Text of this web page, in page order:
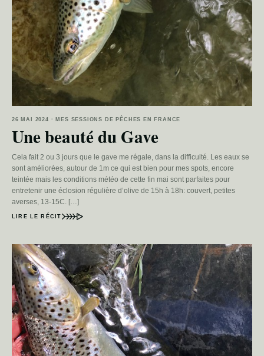
26 MAI 2024 · MES SESSIONS DE PÊCHES EN FRANCE
Une beauté du Gave
Cela fait 2 ou 3 jours que le gave me régale, dans la difficulté. Les eaux se
sont améliorées, autour de 1m ce qui est bien pour mes spots, encore
teintée mais les conditions météo de cette fin mai sont parfaites pour
entretenir une éclosion régulière d’olive de 15h à 18h: couvert, petites
averses, 13-15C. […]
LIRE LE RÉCIT